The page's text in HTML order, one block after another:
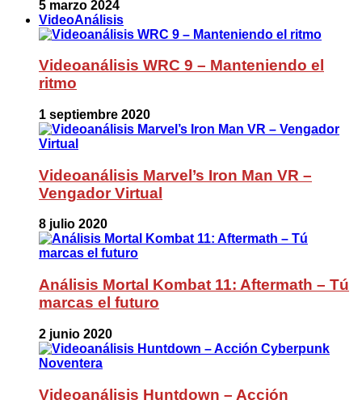
5 marzo 2024
VideoAnálisis
Videoanálisis WRC 9 – Manteniendo el
ritmo
1 septiembre 2020
Videoanálisis Marvel’s Iron Man VR –
Vengador Virtual
8 julio 2020
Análisis Mortal Kombat 11: Aftermath – Tú
marcas el futuro
2 junio 2020
Videoanálisis Huntdown – Acción